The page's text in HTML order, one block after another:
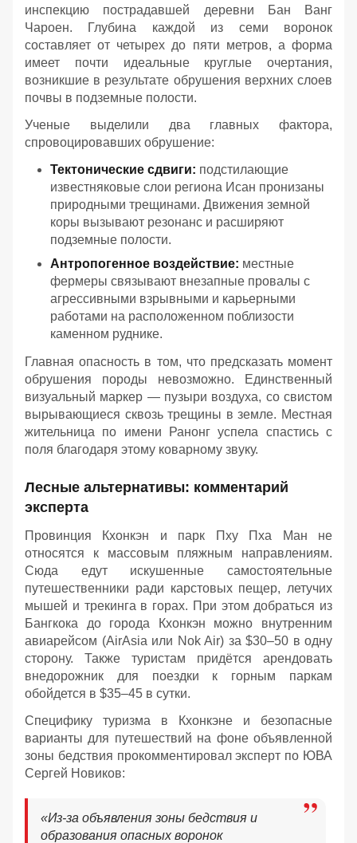
инспекцию пострадавшей деревни Бан Ванг
Чароен. Глубина каждой из семи воронок
составляет от четырех до пяти метров, а форма
имеет почти идеальные круглые очертания,
возникшие в результате обрушения верхних слоев
почвы в подземные полости.
Ученые выделили два главных фактора,
спровоцировавших обрушение:
Тектонические сдвиги: подстилающие
известняковые слои региона Исан пронизаны
природными трещинами. Движения земной
коры вызывают резонанс и расширяют
подземные полости.
Антропогенное воздействие: местные
фермеры связывают внезапные провалы с
агрессивными взрывными и карьерными
работами на расположенном поблизости
каменном руднике.
Главная опасность в том, что предсказать момент
обрушения породы невозможно. Единственный
визуальный маркер — пузыри воздуха, со свистом
вырывающиеся сквозь трещины в земле. Местная
жительница по имени Ранонг успела спастись с
поля благодаря этому коварному звуку.
Лесные альтернативы: комментарий
эксперта
Провинция Кхонкэн и парк Пху Пха Ман не
относятся к массовым пляжным направлениям.
Сюда едут искушенные самостоятельные
путешественники ради карстовых пещер, летучих
мышей и трекинга в горах. При этом добраться из
Бангкока до города Кхонкэн можно внутренним
авиарейсом (AirAsia или Nok Air) за $30–50 в одну
сторону. Также туристам придётся арендовать
внедорожник для поездки к горным паркам
обойдется в $35–45 в сутки.
Специфику туризма в Кхонкэне и безопасные
варианты для путешествий на фоне объявленной
зоны бедствия прокомментировал эксперт по ЮВА
Сергей Новиков:
«Из-за объявления зоны бедствия и
образования опасных воронок